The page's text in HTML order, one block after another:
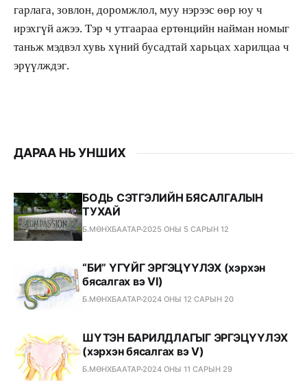
гарлага, зовлон, доромжлол, муу нэрээс өөр юу ч
ирэхгүй ажээ. Тэр ч утгаараа ертөнцийн найман номыг
таньж мэдвэл хувь хүний бусадтай харьцах харилцаа ч
эрүүлждэг.
ДАРАА НЬ УНШИХ
БОДЬ СЭТГЭЛИЙН БЯСАЛГАЛЫН
ТУХАЙ
Б.МӨНХБААТАР 2025 ОНЫ 5 САРЫН 12
“БИ” ҮГҮЙГ ЭРГЭЦҮҮЛЭХ (хэрхэн
бясалгах вэ VI)
Б.МӨНХБААТАР 2024 ОНЫ 12 САРЫН 20
ШҮТЭН БАРИЛДЛАГЫГ ЭРГЭЦҮҮЛЭХ
(хэрхэн бясалгах вэ V)
Б.МӨНХБААТАР 2024 ОНЫ 11 САРЫН 29